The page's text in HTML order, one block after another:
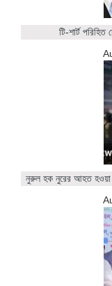
টি-শার্ট
নুরুল হক নুরের আহত হওয়া